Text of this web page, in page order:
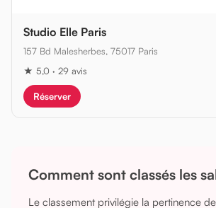
Studio Elle Paris
157 Bd Malesherbes, 75017 Paris
★ 5,0 · 29 avis
Réserver
Comment sont classés les
Le classement privilégie la pertinence